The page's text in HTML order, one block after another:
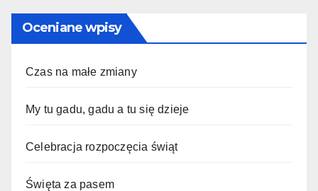
Oceniane wpisy
Czas na małe zmiany
My tu gadu, gadu a tu się dzieje
Celebracja rozpoczęcia świąt
Święta za pasem